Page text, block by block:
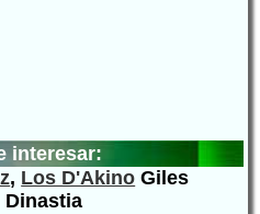
interesar:
, Los D'Akino Giles
Dinastia